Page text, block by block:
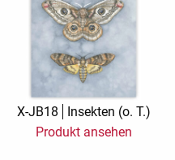
X-JB18
Insekten (o. T.)
Produkt ansehen